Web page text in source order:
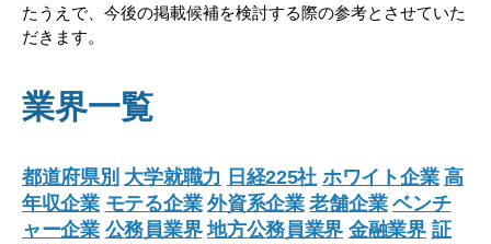
たうえで、今後の掲載候補を検討する際の参考とさせていた
だきます。
業界一覧
都道府県別 大学就職力 日経225社 ホワイト企業 高
年収企業 モテる企業 外資系企業 老舗企業 ベンチ
ャー企業 公務員業界 地方公務員業界 金融業界 証